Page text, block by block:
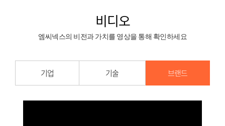
비디오
엠씨넥스의 비전과 가치를 영상을 통해 확인하세요
기업 기술 브랜드